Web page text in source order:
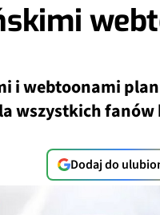
i webtoonami
wszystkich
Dodaj do